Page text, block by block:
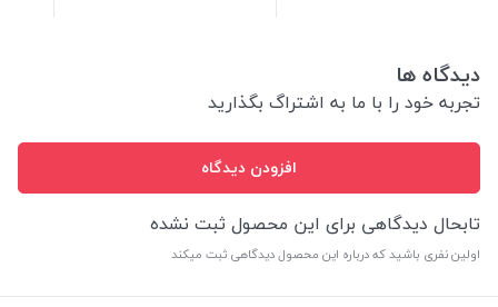
دیدگاه ها
تجربه خود را با ما به اشتراگ بگذارید
افزودن دیدگاه
تابحال دیدگاهی برای این محصول ثبت نشده
اولین نفری باشید که درباره این محصول دیدگاهی ثبت میکند